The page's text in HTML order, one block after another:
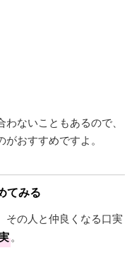
ないこともあるので、
おすすめですよ。
てみる
その人と仲良くなる口実
。